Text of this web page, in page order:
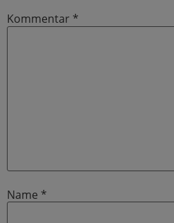
Kommentar *
Name *